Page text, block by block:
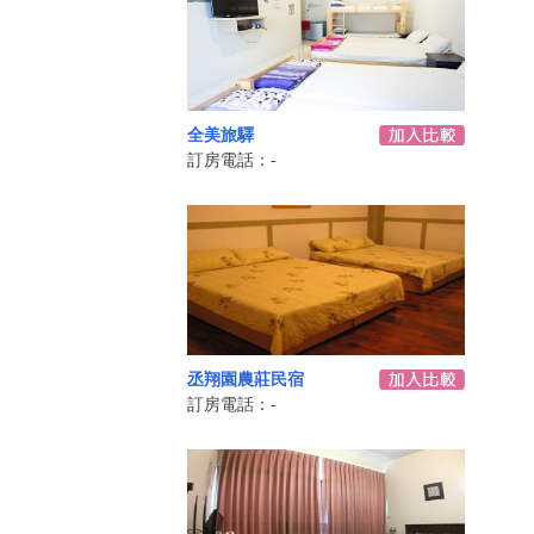
全美旅驛
訂房電話：-
丞翔園農莊民宿
訂房電話：-